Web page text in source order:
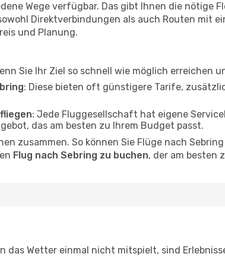
Wege verfügbar. Das gibt Ihnen die nötige
Direktverbindungen als auch Routen mit
und Planung.
Sie Ihr Ziel so schnell wie möglich erreichen
: Diese bieten oft günstigere Tarife,
: Jede Fluggesellschaft hat eigene
das am besten zu Ihrem Budget passt.
zusammen. So können Sie Flüge nach
Flug nach Sebring zu buchen, der am besten
das Wetter einmal nicht mitspielt, sind